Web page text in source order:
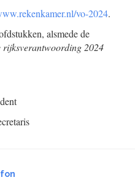
vo-2024.
alsmede de
rijksverantwoording 2024